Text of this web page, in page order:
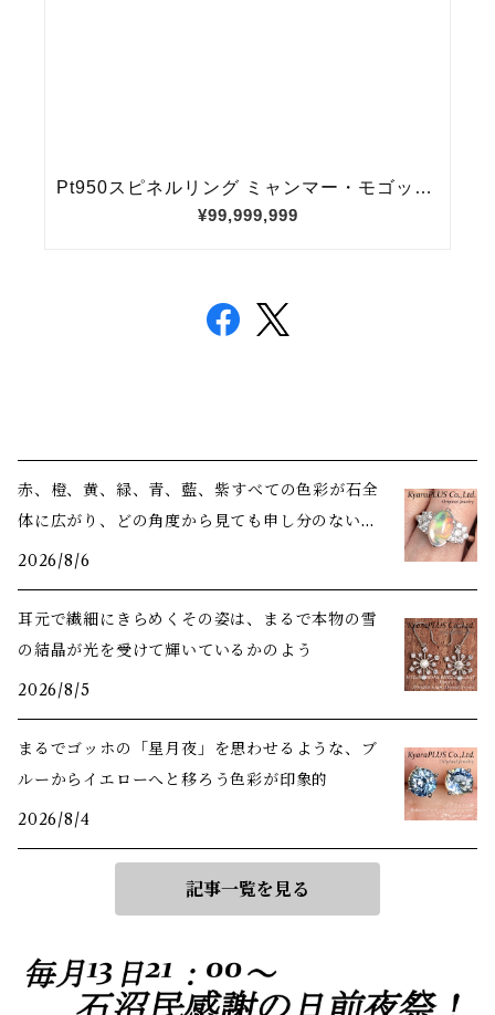
赤、橙、黄、緑、青、藍、紫――すべての色彩が石全
体に広がり、どの角度から見ても申し分のない美
しさ
2026/8/6
耳元で繊細にきらめくその姿は、まるで本物の雪
の結晶が光を受けて輝いているかのよう
2026/8/5
まるでゴッホの「星月夜」を思わせるような、ブ
ルーからイエローへと移ろう色彩が印象的
2026/8/4
記事一覧を見る